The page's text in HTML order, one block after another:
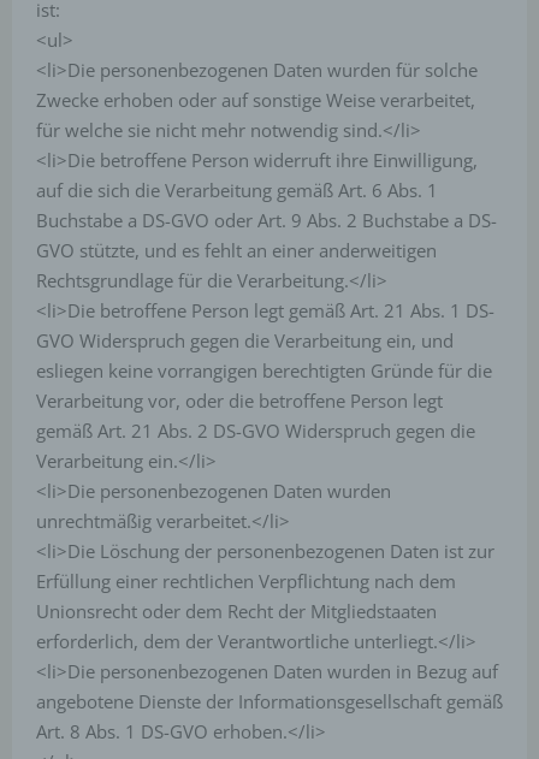
ist:
<ul>
<li>Die personenbezogenen Daten wurden für solche
Zwecke erhoben oder auf sonstige Weise verarbeitet,
für welche sie nicht mehr notwendig sind.</li>
<li>Die betroffene Person widerruft ihre Einwilligung,
auf die sich die Verarbeitung gemäß Art. 6 Abs. 1
Buchstabe a DS-GVO oder Art. 9 Abs. 2 Buchstabe a DS-
GVO stützte, und es fehlt an einer anderweitigen
Rechtsgrundlage für die Verarbeitung.</li>
<li>Die betroffene Person legt gemäß Art. 21 Abs. 1 DS-
GVO Widerspruch gegen die Verarbeitung ein, und
esliegen keine vorrangigen berechtigten Gründe für die
Verarbeitung vor, oder die betroffene Person legt
gemäß Art. 21 Abs. 2 DS-GVO Widerspruch gegen die
Verarbeitung ein.</li>
<li>Die personenbezogenen Daten wurden
unrechtmäßig verarbeitet.</li>
<li>Die Löschung der personenbezogenen Daten ist zur
Erfüllung einer rechtlichen Verpflichtung nach dem
Unionsrecht oder dem Recht der Mitgliedstaaten
erforderlich, dem der Verantwortliche unterliegt.</li>
<li>Die personenbezogenen Daten wurden in Bezug auf
angebotene Dienste der Informationsgesellschaft gemäß
Art. 8 Abs. 1 DS-GVO erhoben.</li>
Email-Adresse ab und bildet – sofern Sie dort registriert
sind – Ihr Avatar-Bild neben dem Kommentar ab.
Sollten Sie nicht registriert sein, wird kein Bild
angezeigt. Zu beachten ist, dass alle registrierten
WordPress-User automatisch auch bei Gravatar
registriert sind. Details zu Gravatar:
https://de.gravatar.com
Routinemäßige Löschung und Sperrung von
personenbezogenen Daten
speichert personenbezogene Daten der betroffenen
Person nur für den Zeitraum, der zur Erreichung des
Speicherungszwecks erforderlich ist oder sofern dies
durch den Europäischen Richtlinien- und
Verordnungsgeber oder einen anderen Gesetzgeber in
Gesetzen oder Vorschriften, welchen der für die
Verarbeitung Verantwortliche unterliegt, vorgesehen
wurde.
Entfällt der Speicherungszweck oder läuft eine
vom Europäischen Richtlinien- und
Verordnungsgeber oder einem anderen
zuständigen Gesetzgeber vorgeschriebene
Speicherfrist ab, werden die personenbezogenen
Daten routinemäßig und entsprechend den
gesetzlichen Vorschriften gesperrt oder gelöscht.
a) Recht auf Bestätigung